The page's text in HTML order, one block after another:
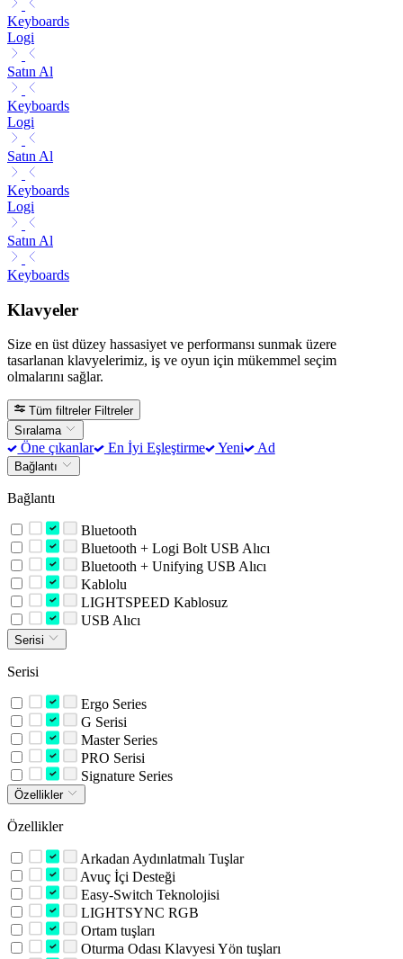
Keyboards
Logi
Satın Al
Keyboards
Logi
Satın Al
Keyboards
Logi
Satın Al
Keyboards
Klavyeler
Size en üst düzey hassasiyet ve performansı sunmak üzere
tasarlanan klavyelerimiz, iş ve oyun için mükemmel seçim
olmalarını sağlar.
Tüm filtreler Filtreler
Sıralama
Öne çıkanlar En İyi Eşleştirme Yeni Ad
Bağlantı
Bağlantı
Bluetooth
Bluetooth + Logi Bolt USB Alıcı
Bluetooth + Unifying USB Alıcı
Kablolu
LIGHTSPEED Kablosuz
USB Alıcı
Serisi
Serisi
Ergo Series
G Serisi
Master Series
PRO Serisi
Signature Series
Özellikler
Özellikler
Arkadan Aydınlatmalı Tuşlar
Avuç İçi Desteği
Easy-Switch Teknolojisi
LIGHTSYNC RGB
Ortam tuşları
Oturma Odası Klavyesi Yön tuşları